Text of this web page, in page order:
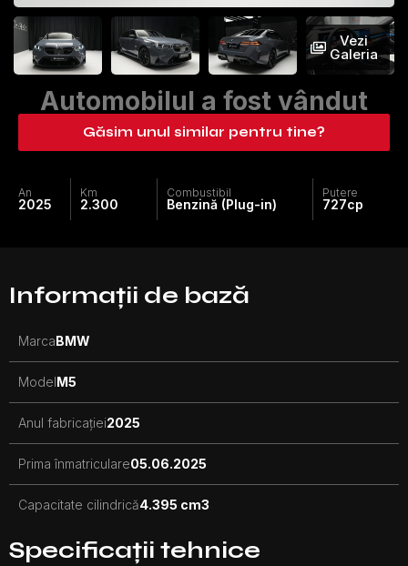
Vezi
Galeria
Automobilul a fost vândut
Găsim unul similar pentru tine?
An
2025
Km
2.300
Combustibil
Benzină (Plug-in)
Putere
727cp
Informații de bază
MarcaBMW
ModelM5
Anul fabricației2025
Prima înmatriculare05.06.2025
Capacitate cilindrică4.395 cm3
Specificații tehnice